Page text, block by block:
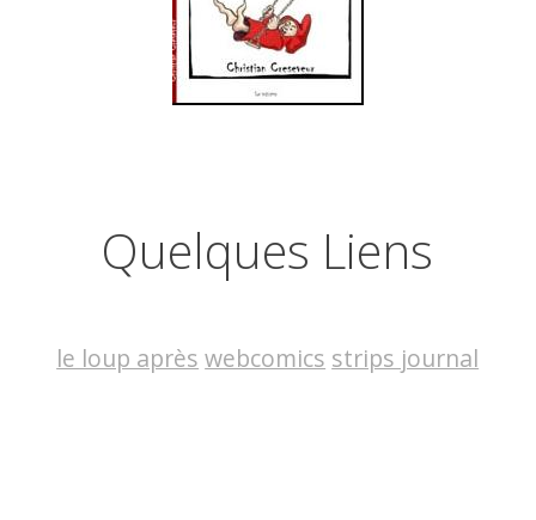
Quelques Liens
le loup après webcomics strips journal